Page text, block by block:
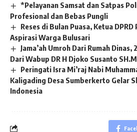
*Pelayanan Samsat dan Satpas
Profesional dan Bebas Pungli
Reses di Bulan Puasa, Ketua
Aspirasi Warga Bulusari
Jama’ah Umroh Dari Rumah
Dari Wabup DR H Djoko Susanto
Peringati Isra Mi’raj Nabi
Kaligading Desa Sumberkerto Gelar
Indonesia